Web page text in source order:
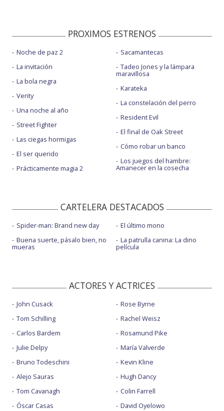
PROXIMOS ESTRENOS
Noche de paz 2
La invitación
La bola negra
Verity
Una noche al año
Street Fighter
Las ciegas hormigas
El ser querido
Prácticamente magia 2
Sacamantecas
Tadeo Jones y la lámpara
maravillosa
Karateka
La constelación del perro
Resident Evil
El final de Oak Street
Cómo robar un banco
Los juegos del hambre:
Amanecer en la cosecha
CARTELERA DESTACADOS
Spider-man: Brand new day
Buena suerte, pásalo bien, no
mueras
El último mono
La patrulla canina: La dino
película
ACTORES Y ACTRICES
John Cusack
Tom Schilling
Carlos Bardem
Julie Delpy
Bruno Todeschini
Alejo Sauras
Tom Cavanagh
Óscar Casas
Rose Byrne
Rachel Weisz
Rosamund Pike
María Valverde
Kevin Kline
Hugh Dancy
Colin Farrell
David Oyelowo